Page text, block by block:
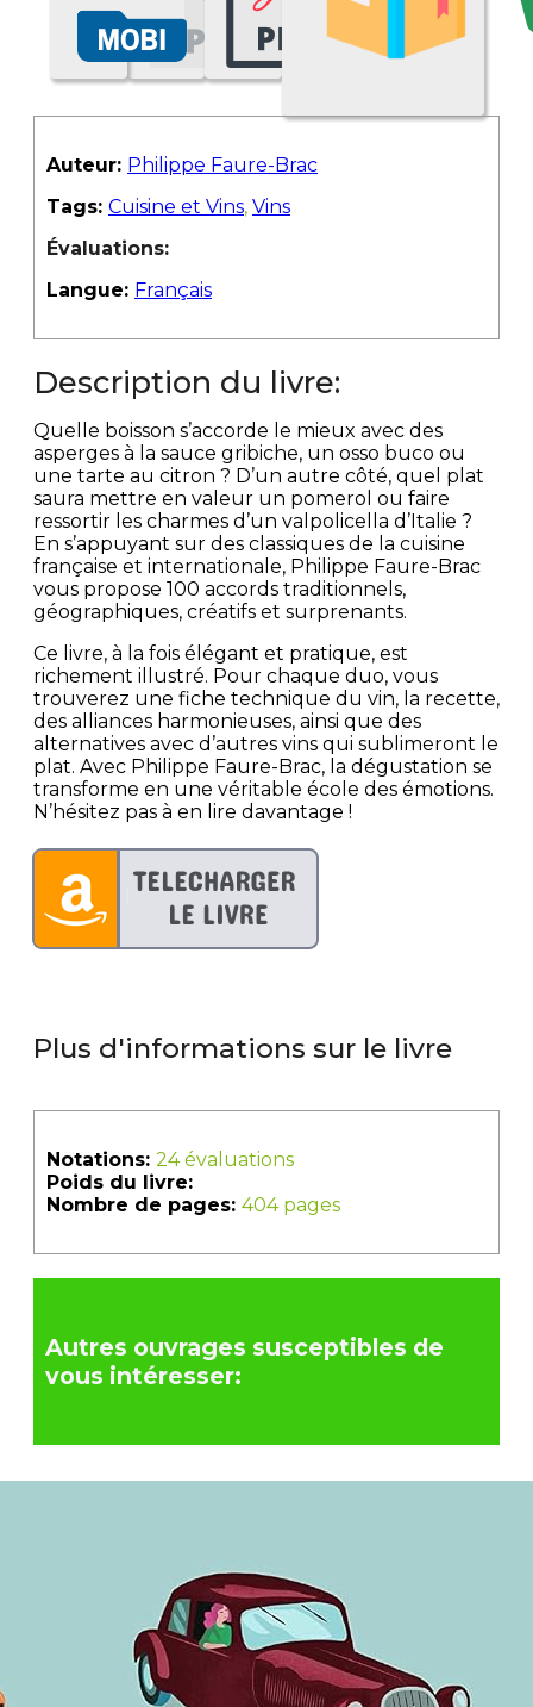
Auteur: Philippe Faure-Brac
Tags: Cuisine et Vins, Vins
Évaluations:
Langue: Français
Description du livre:
Quelle boisson s’accorde le mieux avec des
asperges à la sauce gribiche, un osso buco ou
une tarte au citron ? D’un autre côté, quel plat
saura mettre en valeur un pomerol ou faire
ressortir les charmes d’un valpolicella d’Italie ?
En s’appuyant sur des classiques de la cuisine
française et internationale, Philippe Faure-Brac
vous propose 100 accords traditionnels,
géographiques, créatifs et surprenants.
Ce livre, à la fois élégant et pratique, est
richement illustré. Pour chaque duo, vous
trouverez une fiche technique du vin, la recette,
des alliances harmonieuses, ainsi que des
alternatives avec d’autres vins qui sublimeront le
plat. Avec Philippe Faure-Brac, la dégustation se
transforme en une véritable école des émotions.
N’hésitez pas à en lire davantage !
Plus d'informations sur le livre
Notations: 24 évaluations
Poids du livre:
Nombre de pages: 404 pages
Autres ouvrages susceptibles de
vous intéresser: